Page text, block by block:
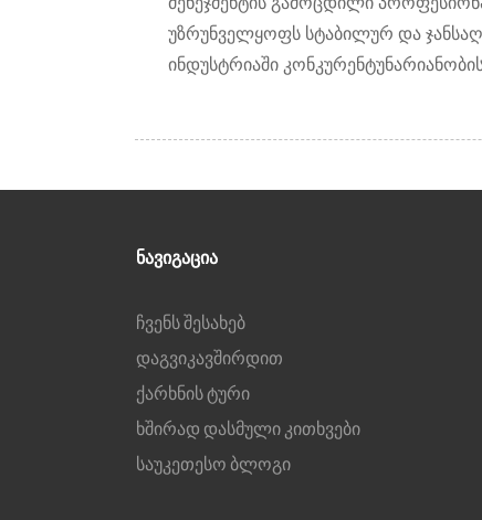
უზრუნველყოფს სტაბილურ და
ინდუსტრიაში
ᲜᲐᲕᲘᲒᲐᲪᲘᲐ
ჩვენს შესახებ
დაგვიკავშირდით
ქარხნის ტური
ხშირად დასმული კითხვები
საუკეთესო ბლოგი